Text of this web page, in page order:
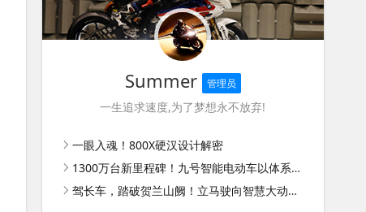
Summer 管理员
一生追求速度,为了梦想永不放弃!
一眼入魂！800X硬汉设计解密
1300万台新里程碑！九号智能电动车以体系能力扩大领先优势
驾长车，踏破贺兰山阙！立马驶向智慧大动力新时代！